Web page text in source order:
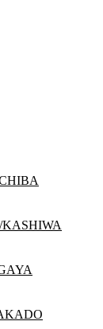
쿠분지」역 도보